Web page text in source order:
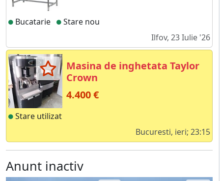
Bucatarie
Stare nou
Ilfov, 23 Iulie '26
Masina de inghetata Taylor
Crown
4.400 €
Stare utilizat
Bucuresti, ieri; 23:15
Anunt inactiv